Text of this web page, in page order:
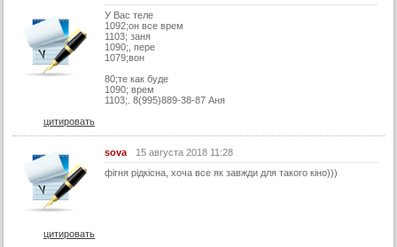
27 серия
28 серия
29 серия
31 серия
33 серия
34 серия
У Вас теле
1092;он все врем
1103; заня
1090;, пере
1079;вон
80;те как буде
1090; врем
1103;. 8(995)889-38-87 Аня
цитировать
sova
15 августа 2018 11:28
фігня рідкісна, хоча все як завжди для такого кіно)))
цитировать